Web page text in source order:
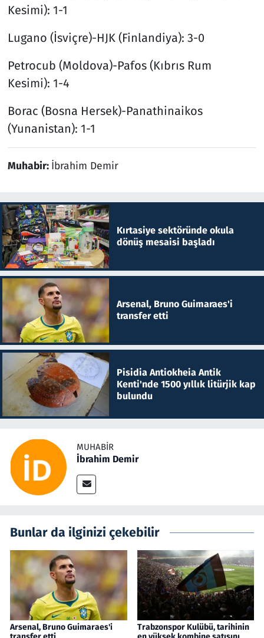
Kesimi): 1-1
Lugano (İsviçre)-HJK (Finlandiya): 3-0
Petrocub (Moldova)-Pafos (Kıbrıs Rum
Kesimi): 1-4
Borac (Bosna Hersek)-Panathinaikos
(Yunanistan): 1-1
Muhabir: İbrahim Demir
Kırtasiye sektöründe okula
dönüş mesaisi başladı
Arsenal, Bruno Guimaraes'i
transfer etti
Pisidia Antiokheia Antik
Kenti'nde 1500 yıllık litürjik kap
bulundu
MUHABIR
İbrahim Demir
Bunlar da ilginizi çekebilir
Arsenal, Bruno Guimaraes'i
Trabzonspor Kulübü, tarihinin